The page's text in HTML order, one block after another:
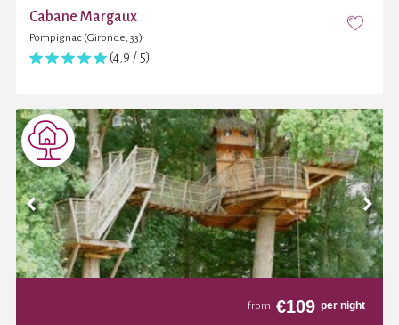
Cabane Margaux
Pompignac (Gironde, 33)
(4,9 / 5)
from €109 per night